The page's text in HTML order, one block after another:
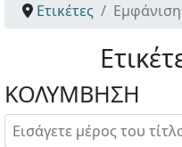
Ετικέτες
ΚΟΛΥΜΒΗΣΗ
Εισάγετε μέρος του